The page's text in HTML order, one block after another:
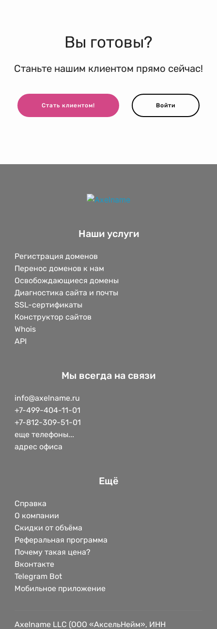
Вы готовы?
Станьте нашим клиентом прямо сейчас!
Стать клиентом! Войти
Наши услуги
Регистрация доменов
Перенос доменов к нам
Освобождающиеся домены
Диагностика сайта и почты
SSL-сертификаты
Конструктор сайтов
Whois
API
Мы всегда на связи
info@axelname.ru
+7-499-404-11-01
+7-812-309-51-01
еще телефоны...
адрес офиса
Ещё
Справка
О компании
Скидки от объёма
Реферальная программа
Почему такая цена?
Вконтакте
Telegram Bot
Мобильное приложение
Axelname LLC (ООО «АксельНейм», ИНН